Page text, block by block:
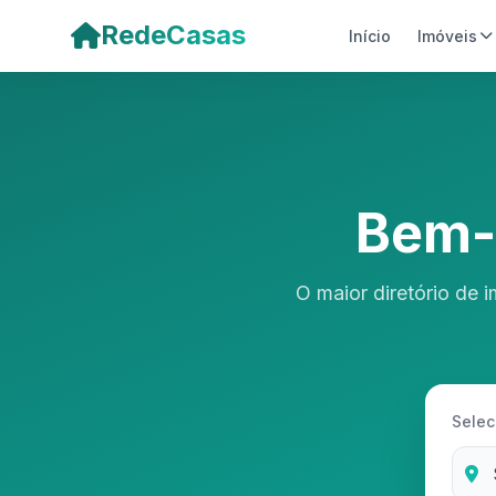
RedeCasas Início Imóveis
O maior diretório de